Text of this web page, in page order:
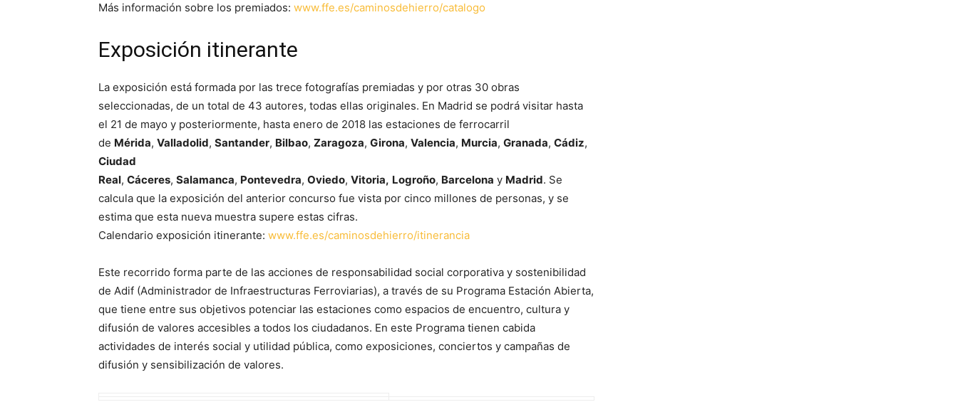
Más información sobre los premiados: www.ffe.es/caminosdehierro/catalogo
Exposición itinerante
La exposición está formada por las trece fotografías premiadas y por otras 30 obras
seleccionadas, de un total de 43 autores, todas ellas originales. En Madrid se podrá visitar hasta
el 21 de mayo y posteriormente, hasta enero de 2018 las estaciones de ferrocarril
de Mérida, Valladolid, Santander, Bilbao, Zaragoza, Girona, Valencia, Murcia, Granada, Cádiz,
Ciudad
Real, Cáceres, Salamanca, Pontevedra, Oviedo, Vitoria, Logroño, Barcelona y Madrid. Se
calcula que la exposición del anterior concurso fue vista por cinco millones de personas, y se
estima que esta nueva muestra supere estas cifras.
Calendario exposición itinerante: www.ffe.es/caminosdehierro/itinerancia
Este recorrido forma parte de las acciones de responsabilidad social corporativa y sostenibilidad
de Adif (Administrador de Infraestructuras Ferroviarias), a través de su Programa Estación Abierta,
que tiene entre sus objetivos potenciar las estaciones como espacios de encuentro, cultura y
difusión de valores accesibles a todos los ciudadanos. En este Programa tienen cabida
actividades de interés social y utilidad pública, como exposiciones, conciertos y campañas de
difusión y sensibilización de valores.